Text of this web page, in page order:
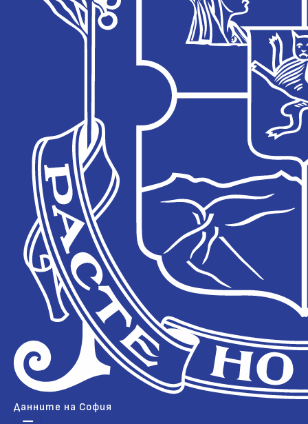
Данните на София